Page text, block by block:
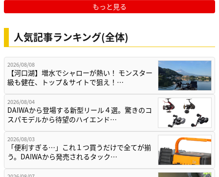
もっと見る
人気記事ランキング(全体)
2026/08/08
【河口湖】増水でシャローが熱い！ モンスター
級も健在、トップ＆サイトで狙え！…
2026/08/04
DAIWAから登場する新型リール４選。驚きのコ
スパモデルから待望のハイエンド…
2026/08/03
「便利すぎる…」これ１つ買うだけで全てが揃
う。DAIWAから発売されるタック…